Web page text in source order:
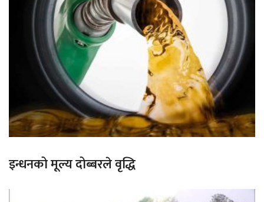
इन्धनको मूल्य दोब्बरले वृद्धि